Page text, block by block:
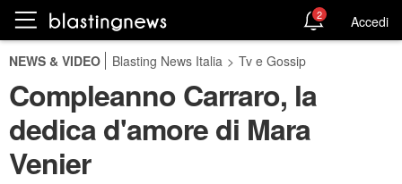
2 Accedi
NEWS & VIDEO Blasting News Italia > Tv e Gossip
Compleanno Carraro, la
dedica d'amore di Mara
Venier